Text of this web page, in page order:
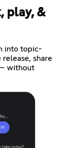
play, &
into topic-
release, share
without